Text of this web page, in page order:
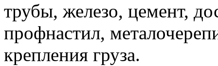
трубы, железо, цемент,
профнастил,
крепления груза.